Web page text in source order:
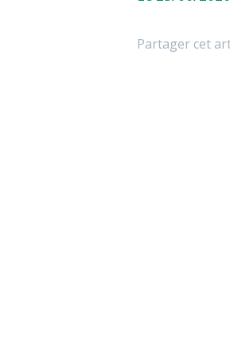
Partager cet